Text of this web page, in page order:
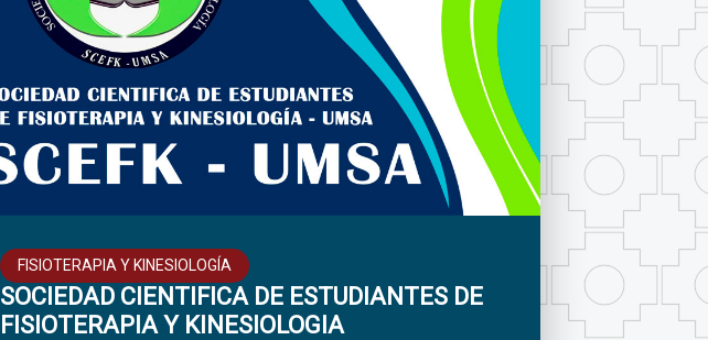
FISIOTERAPIA Y KINESIOLOGÍA
SOCIEDAD CIENTIFICA DE ESTUDIANTES DE
FISIOTERAPIA Y KINESIOLOGIA